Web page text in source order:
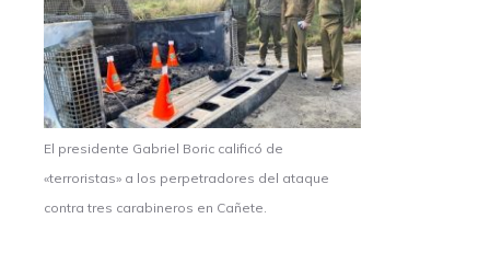
El presidente Gabriel Boric calificó de
«terroristas» a los perpetradores del ataque
contra tres carabineros en Cañete.